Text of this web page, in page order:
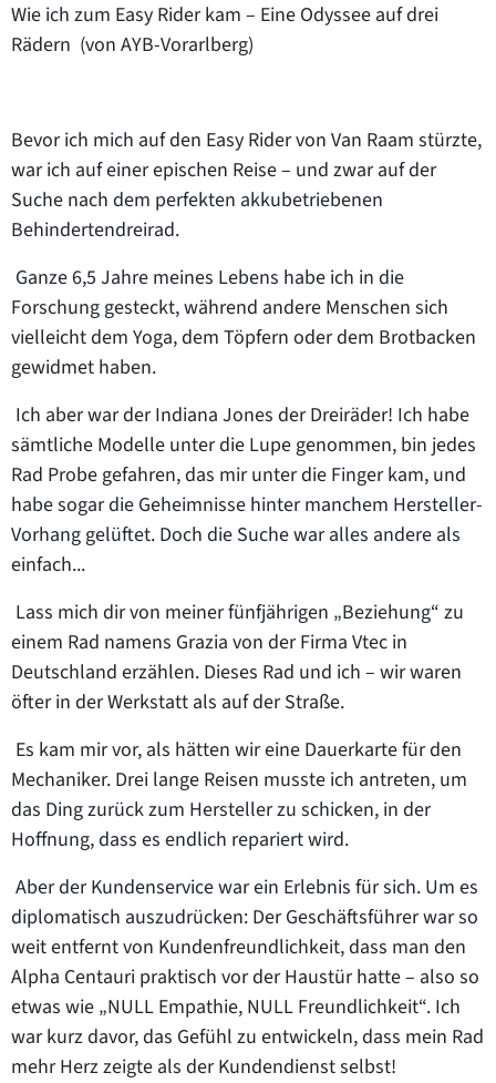
Wie ich zum Easy Rider kam – Eine Odyssee auf drei
Rädern (von AYB-Vorarlberg)
Bevor ich mich auf den Easy Rider von Van Raam stürzte,
war ich auf einer epischen Reise – und zwar auf der
Suche nach dem perfekten akkubetriebenen
Behindertendreirad.
Ganze 6,5 Jahre meines Lebens habe ich in die
Forschung gesteckt, während andere Menschen sich
vielleicht dem Yoga, dem Töpfern oder dem Brotbacken
gewidmet haben.
Ich aber war der Indiana Jones der Dreiräder! Ich habe
sämtliche Modelle unter die Lupe genommen, bin jedes
Rad Probe gefahren, das mir unter die Finger kam, und
habe sogar die Geheimnisse hinter manchem Hersteller-
Vorhang gelüftet. Doch die Suche war alles andere als
einfach...
Lass mich dir von meiner fünfjährigen „Beziehung“ zu
einem Rad namens Grazia von derFirma Vtec in
Deutschland erzählen. Dieses Rad und ich – wir waren
öfter in der Werkstatt als auf der Straße.
Es kam mir vor, als hätten wir eine Dauerkarte für den
Mechaniker. Drei lange Reisen musste ich antreten, um
das Ding zurück zum Hersteller zu schicken, in der
Hoffnung, dass es endlich repariert wird.
Aber der Kundenservice war ein Erlebnis für sich. Um es
diplomatisch auszudrücken: Der Geschäftsführer war so
weit entfernt von Kundenfreundlichkeit, dass man den
Alpha Centauri praktisch vor der Haustür hatte – also so
etwas wie „NULL Empathie, NULL Freundlichkeit“. Ich
war kurz davor, das Gefühl zu entwickeln, dass mein Rad
mehr Herz zeigte als der Kundendienst selbst!